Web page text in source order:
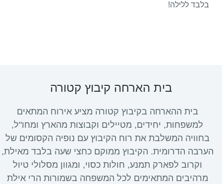
בלבד ללילה!
בית הארחה קיבוץ קטורה
בית ההארחה בקיבוץ קטורה מציע אירוח המתאים
למשפחות, יחידים, מטיילים וקבוצות מהארץ ומחו"ל,
בחוויה המשלבת את רוח הקיבוץ עם נופיה הקסומים של
הערבה הדרומית. הקיבוץ ממוקם כחצי שעה בלבד מאילת,
וקרוב לפארק תמנע, חולות כסוי, ומגוון מסלולי טיול
מרהיבים המתאימים לכל המשפחה בשמורות הרי אילת